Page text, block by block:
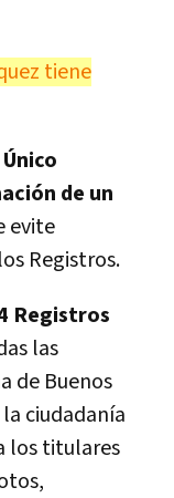
tiene
de un
evite
Registros.
Registros
las
de Buenos
ciudadanía
los titulares